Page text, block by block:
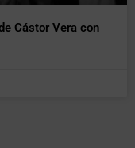
Cástor Vera con